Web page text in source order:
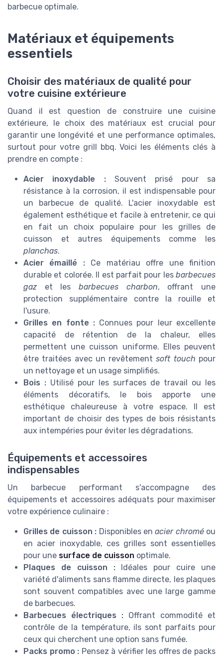
barbecue optimale.
Matériaux et équipements
essentiels
Choisir des matériaux de qualité pour
votre cuisine extérieure
Quand il est question de construire une cuisine
extérieure, le choix des matériaux est crucial pour
garantir une longévité et une performance optimales,
surtout pour votre grill bbq. Voici les éléments clés à
prendre en compte :
Acier inoxydable :Souvent prisé pour sa
résistance à la corrosion, il est indispensable pour
un barbecue de qualité. L'acier inoxydable est
également esthétique et facile à entretenir, ce qui
en fait un choix populaire pour les grilles de
cuisson et autres équipements comme les
planchas.
Acier émaillé :Ce matériau offre une finition
durable et colorée. Il est parfait pour les barbecues
gaz et les barbecues charbon, offrant une
protection supplémentaire contre la rouille et
l'usure.
Grilles en fonte :Connues pour leur excellente
capacité de rétention de la chaleur, elles
permettent une cuisson uniforme. Elles peuvent
être traitées avec un revêtementsoft touch pour
un nettoyage et un usage simplifiés.
Bois : Utilisé pour les surfaces de travail ou les
éléments décoratifs, le bois apporte une
esthétique chaleureuse à votre espace. Il est
important de choisir des types de bois résistants
aux intempéries pour éviter les dégradations.
Équipements et accessoires
indispensables
Un barbecue performant s'accompagne des
équipements et accessoires adéquats pour maximiser
votre expérience culinaire :
Grilles de cuisson : Disponibles enacier chroméou
en acier inoxydable, ces grilles sont essentielles
pour une surface de cuisson optimale.
Plaques de cuisson :Idéales pour cuire une
variété d'aliments sans flamme directe, les plaques
sont souvent compatibles avec une large gamme
de barbecues.
Barbecues électriques : Offrant commodité et
contrôle de la température, ils sont parfaits pour
ceux qui cherchent une option sans fumée.
Packs promo : Pensez à vérifier les offres de packs